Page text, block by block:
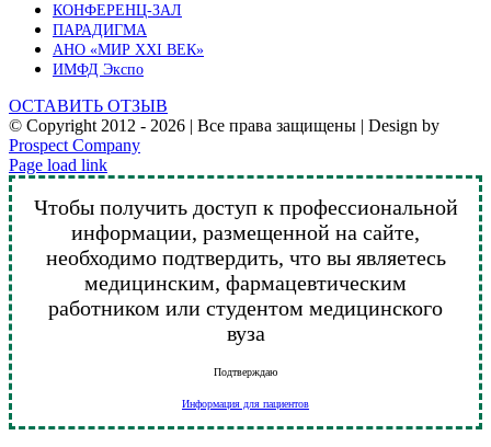
КОНФЕРЕНЦ-ЗАЛ
ПАРАДИГМА
АНО «МИР XXI ВЕК»
ИМФД Экспо
ОСТАВИТЬ ОТЗЫВ
© Copyright 2012 - 2026 | Все права защищены | Design by
Prospect Company
Vk
Telegram
YouTube
Email
Page load link
Чтобы получить доступ к профессиональной
информации, размещенной на сайте,
необходимо подтвердить, что вы являетесь
медицинским, фармацевтическим
работником или студентом медицинского
вуза
Подтверждаю
Информация для пациентов